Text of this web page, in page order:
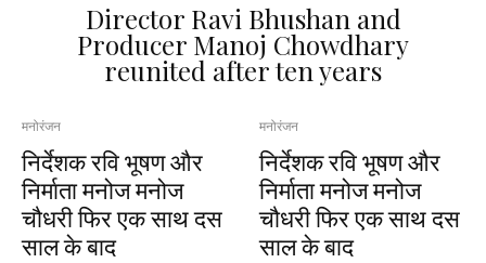
Director Ravi Bhushan and
Producer Manoj Chowdhary
reunited after ten years
मनोरंजन
निर्देशक रवि भूषण और
निर्माता मनोज मनोज
चौधरी फिर एक साथ दस
साल के बाद
मनोरंजन
निर्देशक रवि भूषण और
निर्माता मनोज मनोज
चौधरी फिर एक साथ दस
साल के बाद